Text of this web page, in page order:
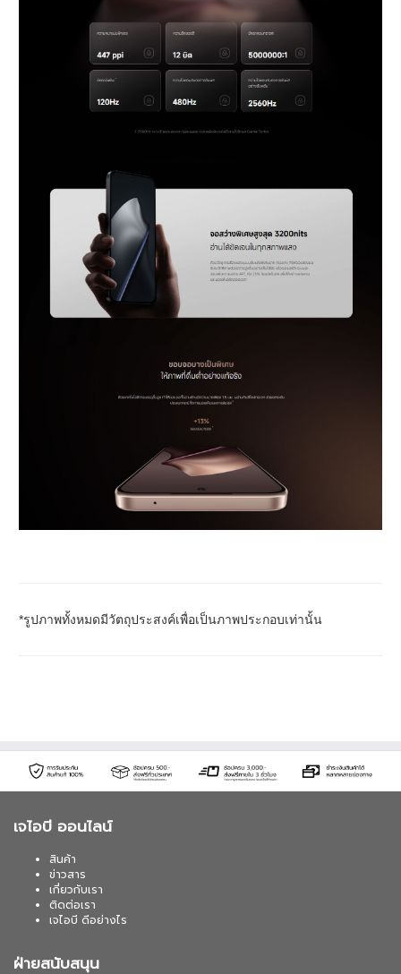
*รูปภาพทั้งหมดมีวัตถุประสงค์เพื่อเป็นภาพประกอบเท่านั้น
เจไอบี ออนไลน์
สินค้า
ข่าวสาร
เกี่ยวกับเรา
ติดต่อเรา
เจไอบี ดีอย่างไร
ฝ่ายสนับสนุน